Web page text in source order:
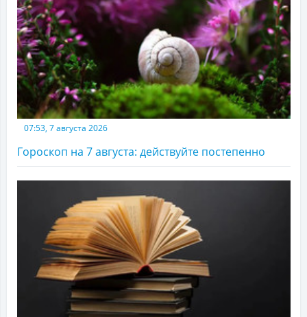
07:53, 7 августа 2026
Гороскоп на 7 августа: действуйте постепенно